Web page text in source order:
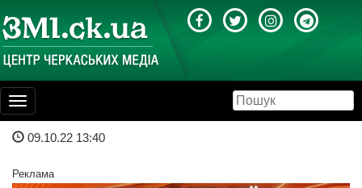
Toggle
navigation
09.10.22 13:40
Реклама